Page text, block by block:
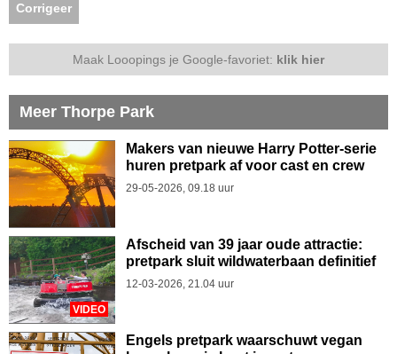
Corrigeer
Maak Looopings je Google-favoriet: klik hier
Meer Thorpe Park
Makers van nieuwe Harry Potter-serie
huren pretpark af voor cast en crew
29-05-2026, 09.18 uur
VIDEO
Afscheid van 39 jaar oude attractie:
pretpark sluit wildwaterbaan definitief
12-03-2026, 21.04 uur
Engels pretpark waarschuwt vegan